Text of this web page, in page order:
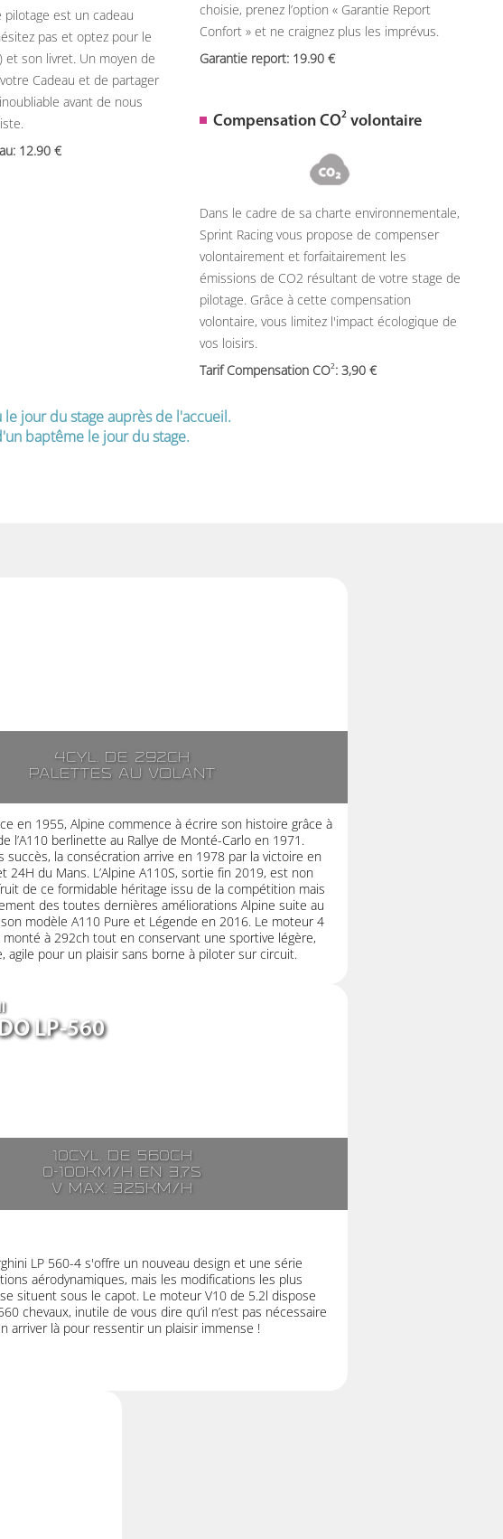
est un cadeau
pas et optez pour le
et son livret. Un moyen de
Cadeau et de partager
avant de nous
12.90
choisie, prenez l’option « Garantie Report
Confort » et ne craignez plus les imprévus.
Garantie report: 19.90
Compensation CO2volontaire
Dans le cadre de sa charte environnementale,
Sprint Racing vous propose de compenser
volontairement et forfaitairement les
émissions de CO2 résultant de votre stage de
pilotage. Grâce à cette compensation
volontaire, vous limitez l'impact écologique de
vos loisirs.
Tarif Compensation CO2: 3,90
jour du stage auprès de l'accueil.
baptême le jour du stage.
4cyl. de 292ch
Palettes au volant
en 1955, Alpine commence à écrire son histoire grâce à
l’A110 berlinette au Rallye de Monté-Carlo en 1971.
succès, la consécration arrive en 1978 par la victoire en
24H du Mans. L’Alpine A110S, sortie fin 2019, est non
de ce formidable héritage issu de la compétition mais
des toutes dernières améliorations Alpine suite au
modèle A110 Pure et Légende en 2016. Le moteur 4
à 292ch tout en conservant une sportive légère,
agile pour un plaisir sans borne à piloter sur circuit.
LP-560
10cyl. de 560ch
0-100km/h en 3,7s
V max: 325km/h
LP 560-4 s'offre un nouveau design et une série
aérodynamiques, mais les modifications les plus
situent sous le capot. Le moteur V10 de 5.2l dispose
chevaux, inutile de vous dire qu’il n’est pas nécessaire
arriver là pour ressentir un plaisir immense !